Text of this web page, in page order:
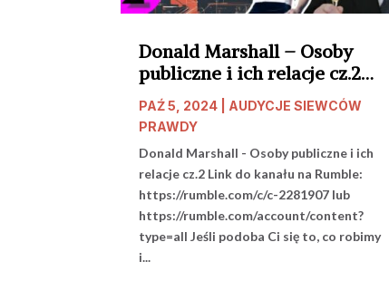
Donald Marshall – Osoby
publiczne i ich relacje cz.2
start 20.00
PAŹ 5, 2024
AUDYCJE SIEWCÓW
PRAWDY
Donald Marshall - Osoby publiczne i ich
relacje cz.2 Link do kanału na Rumble:
https://rumble.com/c/c-2281907 lub
https://rumble.com/account/content?
type=all Jeśli podoba Ci się to, co robimy
i...